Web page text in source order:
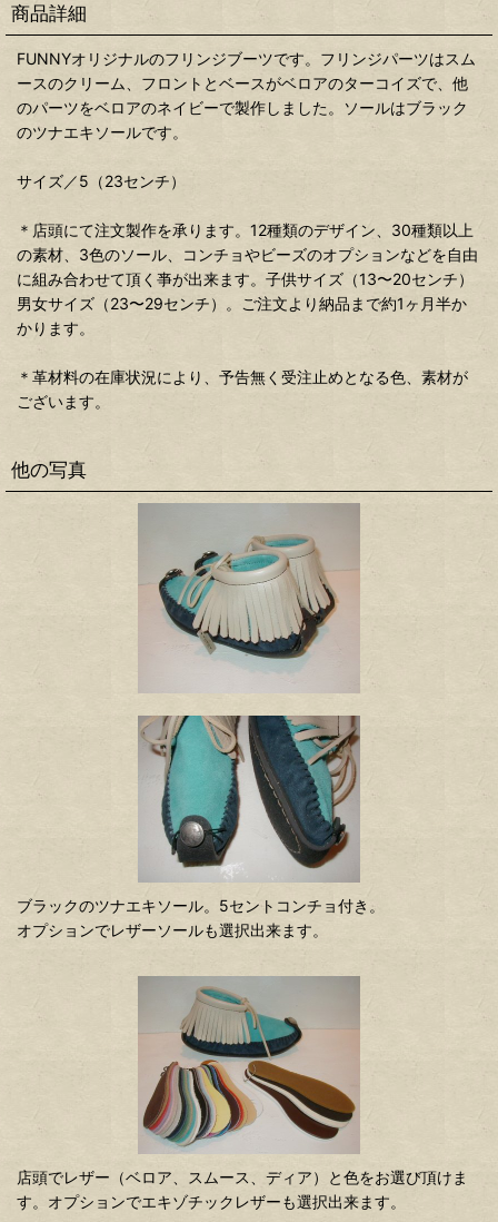
商品詳細
FUNNYオリジナルのフリンジブーツです。フリンジパーツはスム
ースのクリーム、フロントとベースがベロアのターコイズで、他
のパーツをベロアのネイビーで製作しました。ソールはブラック
のツナエキソールです。
サイズ／5（23センチ）
＊店頭にて注文製作を承ります。12種類のデザイン、30種類以上
の素材、3色のソール、コンチョやビーズのオプションなどを自由
に組み合わせて頂く亊が出来ます。子供サイズ（13〜20センチ）
男女サイズ（23〜29センチ）。ご注文より納品まで約1ヶ月半か
かります。
＊革材料の在庫状況により、予告無く受注止めとなる色、素材が
ございます。
他の写真
ブラックのツナエキソール。5セントコンチョ付き。
オプションでレザーソールも選択出来ます。
店頭でレザー（ベロア、スムース、ディア）と色をお選び頂けま
す。オプションでエキゾチックレザーも選択出来ます。